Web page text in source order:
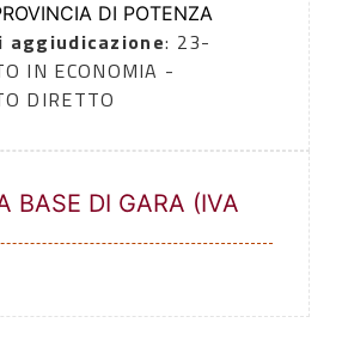
DI POTENZA
aggiudicazione: 23-
IN ECONOMIA -
DIRETTO
BASE DI GARA (IVA